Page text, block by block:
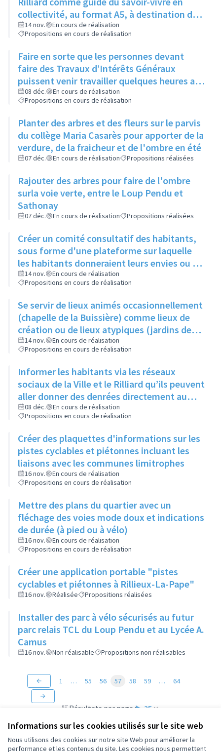
Informations sur les cookies utilisés sur le site web
Nous utilisons des cookies sur notre site Web pour améliorer la
performance et les contenus du site. Les cookies nous permettent
collectivité, au format A5, à destination des
immeubles un mois puis des maisons le
mois suivant
14 nov.
En cours de réalisation
Propositions en cours de réalisation
Faire en sorte que les personnes devant
faire des Travaux d’Intérêts Généraux
puissent venir travailler quelques heures aux
restos du cœur dans le cadre de leur
sanction
08 déc.
En cours de réalisation
Propositions en cours de réalisation
Planter des arbres et des fleurs sur le parvis
du collège Maria Casarès pour apporter de la
verdure, de la fraicheur et de l'ombre en été
07 déc. En cours de réalisation Propositions réalisées
Rajouter des arbres pour faire de l'ombre
surla voie verte, entre le Loup Pendu et
Sathonay
07 déc. En cours de réalisation Propositions réalisées
Créer un comité consultatif des habitants,
sous forme d'une plateforme sur laquelle
les habitants donneraient leurs envies ou se
manifesteraient sur leur volonté de
participer à tel ou tel évènement, et où les
acteurs culturels présenteraient ce qu'ils
produisent
14 nov.
En cours de réalisation
Propositions en cours de réalisation
Se servir de lieux animés occasionnellement
(chapelle de la Buissière) comme lieux de
création ou de lieux atypiques (jardins des
Semailles) comme lieux d'exposition pour
photos ou oeuvres
14 nov.
En cours de réalisation
Propositions en cours de réalisation
Informer les habitants via les réseaux
sociaux de la Ville et le Rilliard qu’ils peuvent
aller donner des denrées directement au
local des restos du cœur (au 1- 3 rue Jacques
Prévert), les lundis, mardis et mercredis
08 déc.
En cours de réalisation
Propositions en cours de réalisation
Créer des plaquettes d'informations sur les
pistes cyclables et piétonnes incluant les
liaisons avec les communes limitrophes
16 nov.
En cours de réalisation
Propositions en cours de réalisation
Mettre des plans du quartier avec un
fléchage des voies mode doux et indications
de durée (à pied ou à vélo)
16 nov.
En cours de réalisation
Propositions en cours de réalisation
Créer une application portable "pistes
cyclables et piétonnes à Rillieux-La-Pape"
16 nov. Réalisée Propositions réalisées
Installer des parc à vélo sécurisés au futur
parc relais TCL du Loup Pendu et au Lycée A.
Camus
16 nov. Non réalisable Propositions non réalisables
Résultats par page : 25
1 … 55 56 57 58 59 … 64